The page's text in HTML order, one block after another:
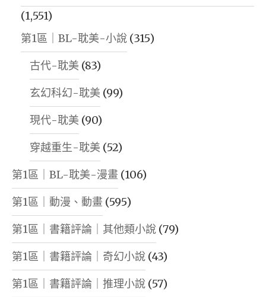
(1,551)
第1區｜BL-耽美-小說 (315)
古代-耽美 (83)
玄幻科幻-耽美 (99)
現代-耽美 (90)
穿越重生-耽美 (52)
第1區｜BL-耽美-漫畫 (106)
第1區｜動漫、動畫 (595)
第1區｜書籍評論｜其他類小說 (79)
第1區｜書籍評論｜奇幻小說 (43)
第1區｜書籍評論｜推理小說 (57)